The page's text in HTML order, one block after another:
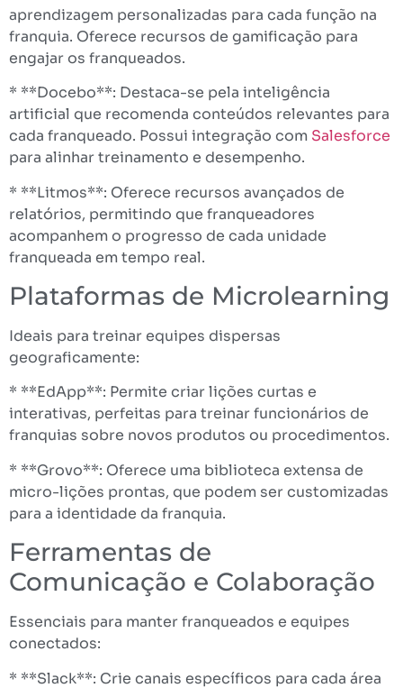
aprendizagem personalizadas para cada função na
franquia. Oferece recursos de gamificação para
engajar os franqueados.
* **Docebo**: Destaca-se pela inteligência
artificial que recomenda conteúdos relevantes para
cada franqueado. Possui integração com Salesforce
para alinhar treinamento e desempenho.
* **Litmos**: Oferece recursos avançados de
relatórios, permitindo que franqueadores
acompanhem o progresso de cada unidade
franqueada em tempo real.
Plataformas de Microlearning
Ideais para treinar equipes dispersas
geograficamente:
* **EdApp**: Permite criar lições curtas e
interativas, perfeitas para treinar funcionários de
franquias sobre novos produtos ou procedimentos.
* **Grovo**: Oferece uma biblioteca extensa de
micro-lições prontas, que podem ser customizadas
para a identidade da franquia.
Ferramentas de
Comunicação e Colaboração
Essenciais para manter franqueados e equipes
conectados:
* **Slack**: Crie canais específicos para cada área